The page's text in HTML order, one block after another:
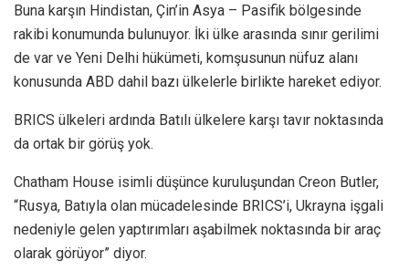
Buna karşın Hindistan, Çin’in Asya – Pasifik bölgesinde
rakibi konumunda bulunuyor. İki ülke arasında sınır gerilimi
de var ve Yeni Delhi hükümeti, komşusunun nüfuz alanı
konusunda ABD dahil bazı ülkelerle birlikte hareket ediyor.
BRICS ülkeleri ardında Batılı ülkelere karşı tavır noktasında
da ortak bir görüş yok.
Chatham House isimli düşünce kuruluşundan Creon Butler,
“Rusya, Batıyla olan mücadelesinde BRICS’i, Ukrayna işgali
nedeniyle gelen yaptırımları aşabilmek noktasında bir araç
olarak görüyor” diyor.